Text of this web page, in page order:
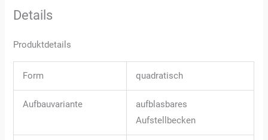
Details
Produktdetails
Form quadratisch
Aufbauvariante
aufblasbares
Aufstellbecken